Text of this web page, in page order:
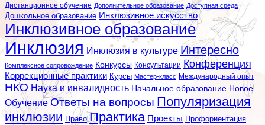
Дистанционное обучение Дополнительное образование Доступная среда
Дошкольное образование Инклюзивное искусство
Инклюзивное образование
Инклюзия Инклюзия в культуре Интересно
Комплексное сопровождение Конкурсы Консультации Конференция
Коррекционные практики Курсы Мастер-класс Международный опыт
НКО Наука и инвалидность Начальное образование Новое
Обучение Ответы на вопросы Популяризация
инклюзии Право Практика Проекты Профориентация